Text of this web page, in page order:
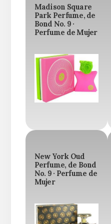
Madison Square
Park Perfume, de
Bond No. 9 ·
Perfume de Mujer
New York Oud
Perfume, de Bond
No. 9 · Perfume de
Mujer